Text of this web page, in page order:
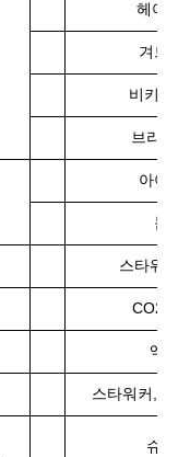
헤어라
겨드랑
비키니
브라질
아이라
눈썹
스타워커,
CO2,액
엑셀V
스타워커,액
슈링